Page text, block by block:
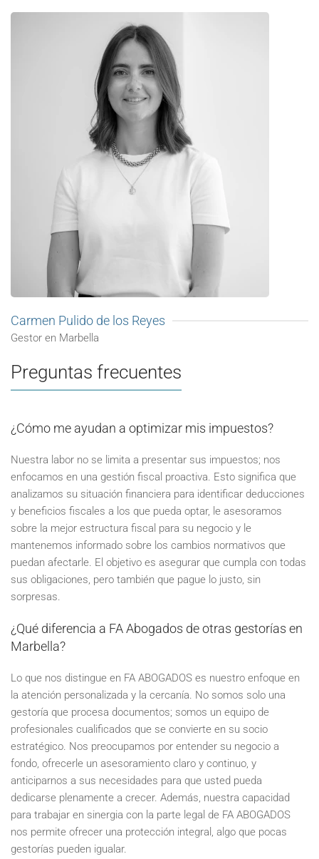
Carmen Pulido de los Reyes
Gestor en Marbella
Preguntas frecuentes
¿Cómo me ayudan a optimizar mis impuestos?
Nuestra labor no se limita a presentar sus impuestos; nos
enfocamos en una gestión fiscal proactiva. Esto significa que
analizamos su situación financiera para identificar deducciones
y beneficios fiscales a los que pueda optar, le asesoramos
sobre la mejor estructura fiscal para su negocio y le
mantenemos informado sobre los cambios normativos que
puedan afectarle. El objetivo es asegurar que cumpla con todas
sus obligaciones, pero también que pague lo justo, sin
sorpresas.
¿Qué diferencia a FA Abogados de otras gestorías en
Marbella?
Lo que nos distingue en FA ABOGADOS es nuestro enfoque en
la atención personalizada y la cercanía. No somos solo una
gestoría que procesa documentos; somos un equipo de
profesionales cualificados que se convierte en su socio
estratégico. Nos preocupamos por entender su negocio a
fondo, ofrecerle un asesoramiento claro y continuo, y
anticiparnos a sus necesidades para que usted pueda
dedicarse plenamente a crecer. Además, nuestra capacidad
para trabajar en sinergia con la parte legal de FA ABOGADOS
nos permite ofrecer una protección integral, algo que pocas
gestorías pueden igualar.